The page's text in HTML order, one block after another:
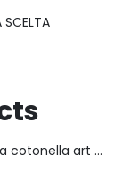
SCELTA
Slip tripack donna vita bassa cotonella art 3165 in cotone elasticizzato